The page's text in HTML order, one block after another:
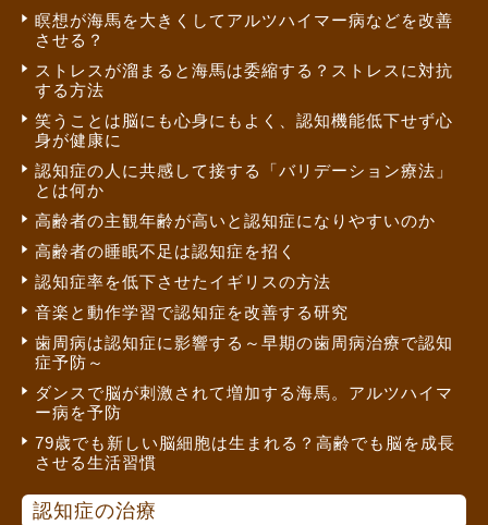
瞑想が海馬を大きくしてアルツハイマー病などを改善
させる？
ストレスが溜まると海馬は委縮する？ストレスに対抗
する方法
笑うことは脳にも心身にもよく、認知機能低下せず心
身が健康に
認知症の人に共感して接する「バリデーション療法」
とは何か
高齢者の主観年齢が高いと認知症になりやすいのか
高齢者の睡眠不足は認知症を招く
認知症率を低下させたイギリスの方法
音楽と動作学習で認知症を改善する研究
歯周病は認知症に影響する～早期の歯周病治療で認知
症予防～
ダンスで脳が刺激されて増加する海馬。アルツハイマ
ー病を予防
79歳でも新しい脳細胞は生まれる？高齢でも脳を成長
させる生活習慣
認知症の治療